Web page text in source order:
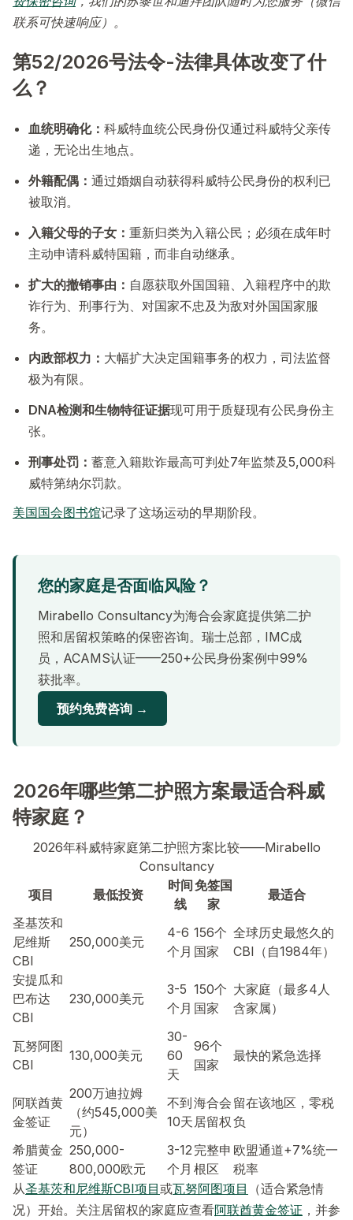
联系可快速响应）。
第52/2026号法令-法律具体改变了什
么？
血统明确化： 科威特血统公民身份仅通过科威特父亲传
递，无论出生地点。
外籍配偶： 通过婚姻自动获得科威特公民身份的权利已
被取消。
入籍父母的子女： 重新归类为入籍公民；必须在成年时
主动申请科威特国籍，而非自动继承。
扩大的撤销事由： 自愿获取外国国籍、入籍程序中的欺
诈行为、刑事行为、对国家不忠及为敌对外国国家服
务。
内政部权力： 大幅扩大决定国籍事务的权力，司法监督
极为有限。
DNA检测和生物特征证据现可用于质疑现有公民身份主
张。
刑事处罚： 蓄意入籍欺诈最高可判处7年监禁及5,000科
威特第纳尔罚款。
美国国会图书馆记录了这场运动的早期阶段。
您的家庭是否面临风险？
Mirabello Consultancy为海合会家庭提供第二护
照和居留权策略的保密咨询。瑞士总部，IMC成
员，ACAMS认证——250+公民身份案例中99%
获批率。
预约免费咨询 →
2026年哪些第二护照方案最适合科威
特家庭？
2026年科威特家庭第二护照方案比较——Mirabello
Consultancy
项目
最低投资
时间
线
免签国
家
最适合
圣基茨和
尼维斯
CBI
250,000美元
4-6
个月
156个
国家
全球历史最悠久的
CBI（自1984年）
安提瓜和
巴布达
CBI
230,000美元
3-5
个月
150个
国家
大家庭（最多4人
含家属）
瓦努阿图
CBI
130,000美元
30-
60
天
96个
国家
最快的紧急选择
阿联酋黄
金签证
200万迪拉姆
（约545,000美
元）
不到
10天
海合会
居留权
留在该地区，零税
负
希腊黄金
签证
250,000-
800,000欧元
3-12
个月
完整申
根区
欧盟通道+7%统一
税率
从圣基茨和尼维斯CBI项目或瓦努阿图项目
（适合紧急情
况）开始。关注居留权的家庭应查看阿联酋黄金签证 ，并参